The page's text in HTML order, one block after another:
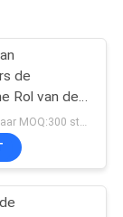
de
Rol van de